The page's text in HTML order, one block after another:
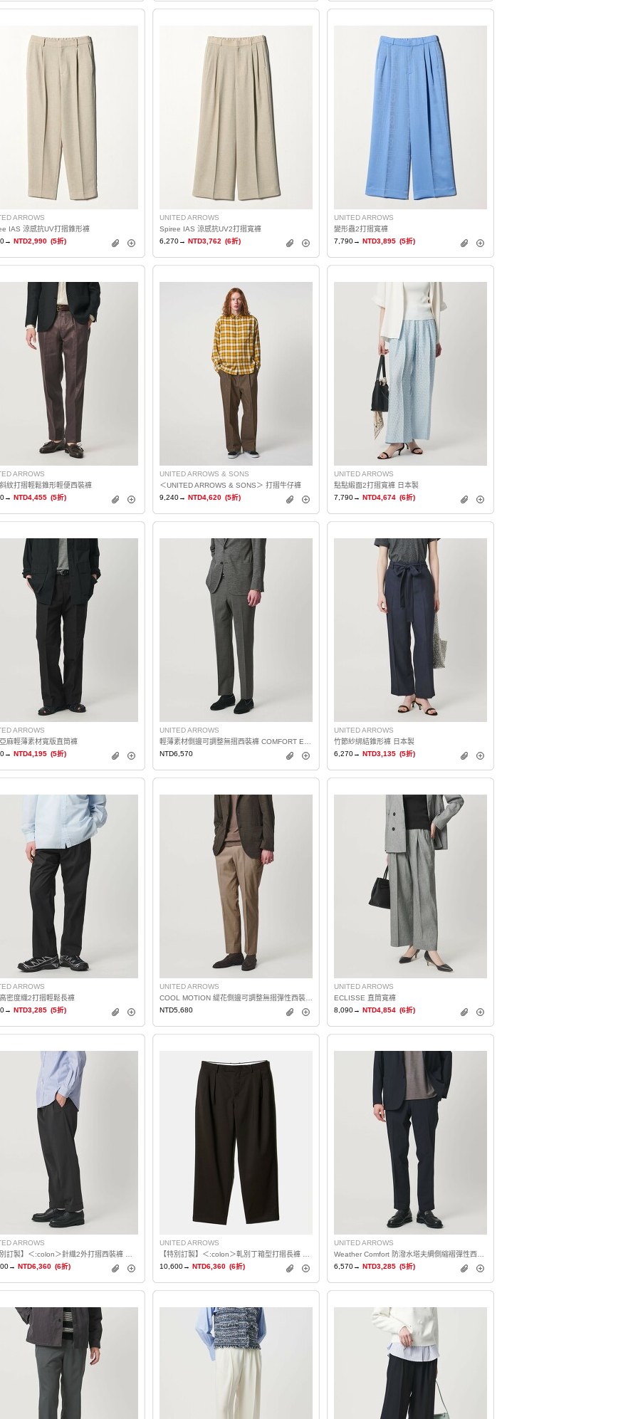
ARROWS
IAS 涼感抗UV打摺錐形褲
NTD2,990 (5折)
UNITED ARROWS
Spiree IAS 涼感抗UV2打摺寬褲
6,270→ NTD3,762 (6折)
UNITED ARROWS
變形蟲2打摺寬褲
7,790→ NTD3,895 (5折)
ARROWS
紋打摺輕鬆錐形輕便西裝褲
NTD4,455 (5折)
UNITED ARROWS & SONS
＜UNITED ARROWS & SONS＞ 打摺牛仔褲
9,240→ NTD4,620 (5折)
UNITED ARROWS
點點緞面2打摺寬褲 日本製
7,790→ NTD4,674 (6折)
ARROWS
麻輕薄素材寬版直筒褲
NTD4,195 (5折)
UNITED ARROWS
NTD6,570
UNITED ARROWS
竹節紗綁結錐形褲 日本製
6,270→ NTD3,135 (5折)
ARROWS
密度織2打摺輕鬆長褲
NTD3,285 (5折)
UNITED ARROWS
NTD5,680
UNITED ARROWS
ECLISSE 直筒寬褲
8,090→ NTD4,854 (6折)
ARROWS
NTD6,360 (6折)
UNITED ARROWS
10,600→ NTD6,360 (6折)
UNITED ARROWS
6,570→ NTD3,285 (5折)